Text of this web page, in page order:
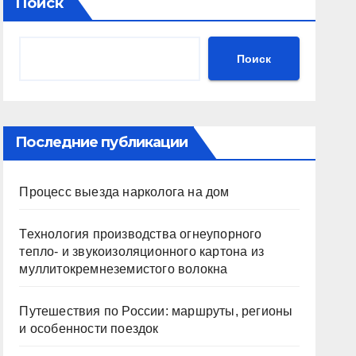
Поиск
Последние публикации
Процесс выезда нарколога на дом
Технология производства огнеупорного
тепло- и звукоизоляционного картона из
муллитокремнеземистого волокна
Путешествия по России: маршруты, регионы
и особенности поездок